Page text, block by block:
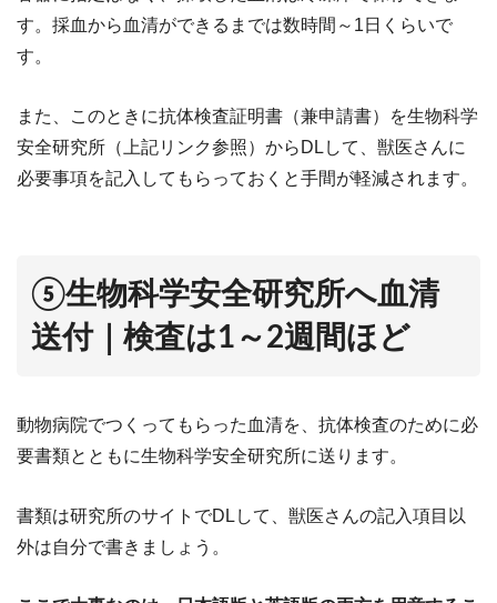
す。採血から血清ができるまでは数時間～1日くらいで
す。
また、このときに抗体検査証明書（兼申請書）を生物科学
安全研究所（上記リンク参照）からDLして、獣医さんに
必要事項を記入してもらっておくと手間が軽減されます。
⑤生物科学安全研究所へ血清
送付｜検査は1～2週間ほど
動物病院でつくってもらった血清を、抗体検査のために必
要書類とともに生物科学安全研究所に送ります。
書類は研究所のサイトでDLして、獣医さんの記入項目以
外は自分で書きましょう。